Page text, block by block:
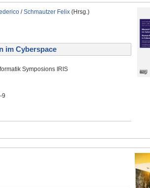
/Schmautzer Felix (Hrsg.)
im Cyberspace
Symposions IRIS
9